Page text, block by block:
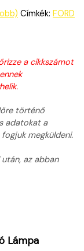
Címkék: FORD
a cikkszámot
történő
adatokat a
megküldeni.
az abban
Lámpa